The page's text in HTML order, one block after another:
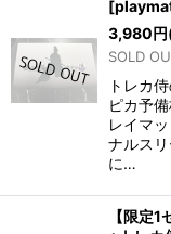
[
3,980円
SOLD
トレカ
ピカ予
レイマ
ナルス
に…
【限定